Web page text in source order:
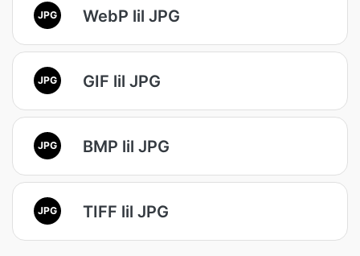
JPG WebP lil JPG
JPG GIF lil JPG
JPG BMP lil JPG
JPG TIFF lil JPG